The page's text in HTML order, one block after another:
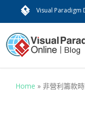
Visual Paradigm
Home » 非營利籌款